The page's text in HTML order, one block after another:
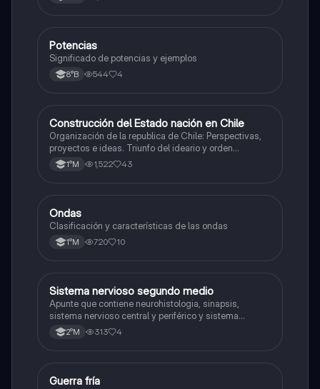
Matemáticas
Potencias
Significado de potencias y ejemplos
8°B 544 4
Historia
Construcción del Estado nación en Chile
Organización de la republica de Chile: Perspectivas,
proyectos e ideas. Triunfo del ideario y orden
conservador. Constitución de 1833. "Era Portaliana"
1°M 1,522 43
Física
Ondas
Clasificación y características de las ondas
1°M 720 10
Biología
Sistema nervioso segundo medio
Apunte que contiene neurohistologia, sinapsis,
sistema nervioso central y periférico y sistema
endocrino
2°M 313 4
Historia
Guerra fría